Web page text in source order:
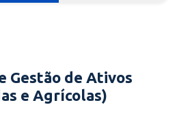
Gestão de Ativos
e Agrícolas)